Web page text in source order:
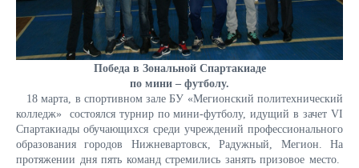
Победа в Зональной Спартакиаде
по мини – футболу.
18 марта, в спортивном зале БУ «Мегионский политехнический
колледж» состоялся турнир по мини-футболу, идущий в зачет VI
Спартакиады обучающихся среди учреждений профессионального
образования городов Нижневартовск, Радужный, Мегион. На
протяжении дня пять команд стремились занять призовое место.